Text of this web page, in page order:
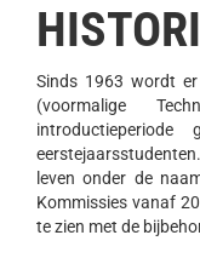
Sinds 1963 wordt
(voormalige
introductieperiode
leven onder de
Kommissies vanaf
te zien met de